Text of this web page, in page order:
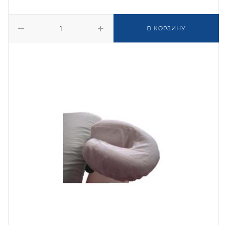
В КОРЗИНУ